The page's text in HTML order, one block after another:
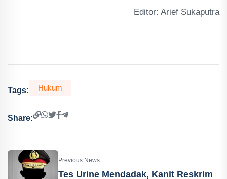
Editor: Arief Sukaputra
Tags: Hukum
Share:
Previous News
Tes Urine Mendadak, Kanit Reskrim